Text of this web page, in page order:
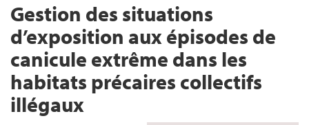
Gestion des situations
d’exposition aux épisodes de
canicule extrême dans les
habitats précaires collectifs
illégaux